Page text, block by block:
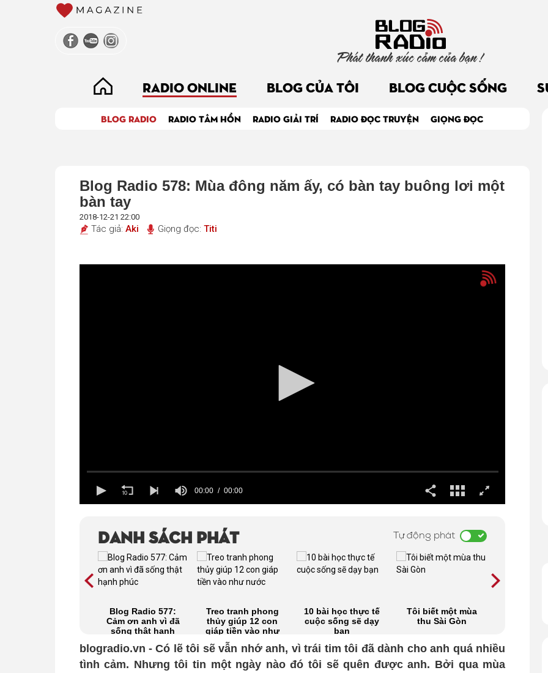
Phát thanh xúc cảm của bạn !
RADIO ONLINE BLOG CỦA TÔI BLOG CUỘC SỐNG
BLOG RADIO RADIO TÂM HỒN RADIO GIẢI TRÍ RADIO ĐỌC TRUYỆN GIỌNG ĐỌC
Blog Radio 578: Mùa đông năm ấy, có bàn tay buông lơi một
bàn tay
2018-12-21 22:00
Tác giả: Aki Giọng đọc: Titi
00:00 00:00
Danh sách phát Tự động phát
Blog Radio 577:
Cảm ơn anh vì đã
sống thật hạnh
Treo tranh phong
thủy giúp 12 con
giáp tiền vào như
10 bài học thực tế
cuộc sống sẽ dạy
bạn
Tôi biết một mùa
thu Sài Gòn
blogradio.vn - Có lẽ tôi sẽ vẫn nhớ anh, vì trái tim tôi đã dành cho anh quá nhiều
tình cảm. Nhưng tôi tin một ngày nào đó tôi sẽ quên được anh. Bởi qua mùa